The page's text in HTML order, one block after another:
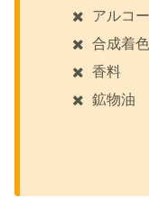
アルコ
合成着
香料
鉱物油